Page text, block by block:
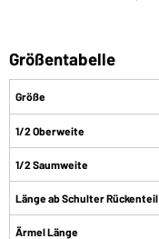
Größentabelle
Größe
1/2 Oberweite
1/2 Saumweite
Länge ab Schulter Rückenteil
Ärmel Länge